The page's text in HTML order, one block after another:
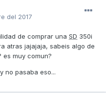
del 2017
de comprar una SD 350i
atras jajajaja, sabeis algo de
es muy comun?
no pasaba eso...